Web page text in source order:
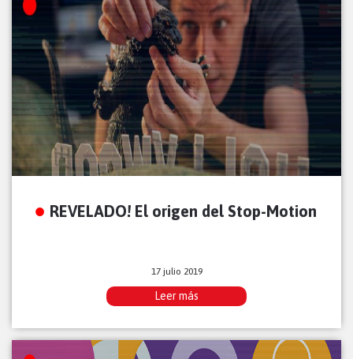
REVELADO! El origen del Stop-Motion
17 julio 2019
Leer más